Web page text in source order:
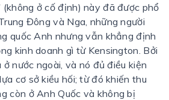
(không ở cố định) này đã được phổ
Đông và Nga, những người
quốc Anh nhưng vẫn khẳng định
kinh doanh gì từ Kensington. Bởi
nước ngoài, và nó đủ điều kiện
cơ sở kiều hối; từ đó khiến thu
còn ở Anh Quốc và không bị